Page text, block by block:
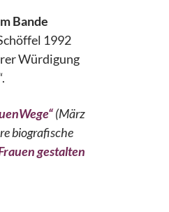
Bande
1992
Würdigung
(März
biografische
gestalten